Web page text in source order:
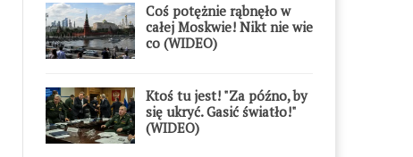
Coś potężnie rąbnęło w
całej Moskwie! Nikt nie wie
co (WIDEO)
Ktoś tu jest! "Za późno, by
się ukryć. Gasić światło!"
(WIDEO)